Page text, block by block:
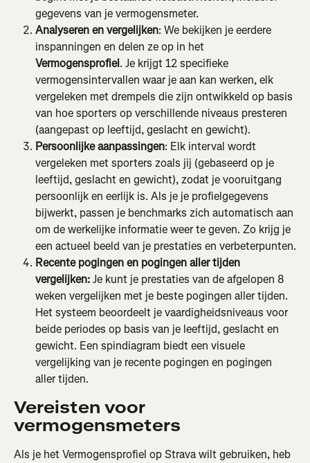
gegevens van je vermogensmeter.
Analyseren en vergelijken: We bekijken je eerdere
inspanningen en delen ze op in het
Vermogensprofiel. Je krijgt 12 specifieke
vermogensintervallen waar je aan kan werken, elk
vergeleken met drempels die zijn ontwikkeld op basis
van hoe sporters op verschillende niveaus presteren
(aangepast op leeftijd, geslacht en gewicht).
Persoonlijke aanpassingen: Elk interval wordt
vergeleken met sporters zoals jij (gebaseerd op je
leeftijd, geslacht en gewicht), zodat je vooruitgang
persoonlijk en eerlijk is. Als je je profielgegevens
bijwerkt, passen je benchmarks zich automatisch aan
om de werkelijke informatie weer te geven. Zo krijg je
een actueel beeld van je prestaties en verbeterpunten.
Recente pogingen en pogingen aller tijden
vergelijken: Je kunt je prestaties van de afgelopen 8
weken vergelijken met je beste pogingen aller tijden.
Het systeem beoordeelt je vaardigheidsniveaus voor
beide periodes op basis van je leeftijd, geslacht en
gewicht. Een spindiagram biedt een visuele
vergelijking van je recente pogingen en pogingen
aller tijden.
Vereisten voor
vermogensmeters
Als je het Vermogensprofiel op Strava wilt gebruiken, heb